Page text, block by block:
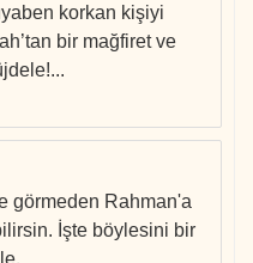
korkan kişiyi
bir mağfiret ve
görmeden Rahman'a
İşte böylesini bir